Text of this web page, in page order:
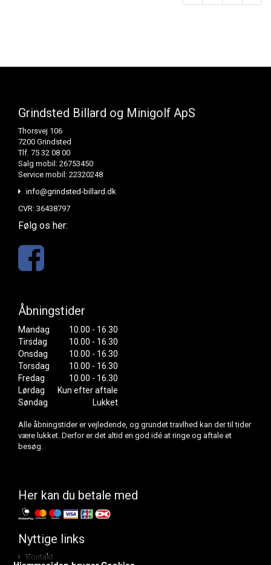
Grindsted Billard og Minigolf ApS
Thorsvej 106
7200 Grindsted
Tlf. 75 32 08 00
Salg mobil: 26753450
Service mobil: 22320248
info@grindsted-billard.dk
CVR: 36438797
Følg os her:
Åbningstider
Mandag
10.00 - 16.30
Tirsdag
10.00 - 16.30
Onsdag
10.00 - 16.30
Torsdag
10.00 - 16.30
Fredag
10.00 - 16.30
Lørdag
Kun efter aftale
Søndag
Lukket
Alle åbningstider er vejledende, og grundet travlhed kan der til tider
være lukket. Derfor er det altid en god idé at ringe og aftale et
besøg.
Her kan du betale med
Nyttige links
Kontakt